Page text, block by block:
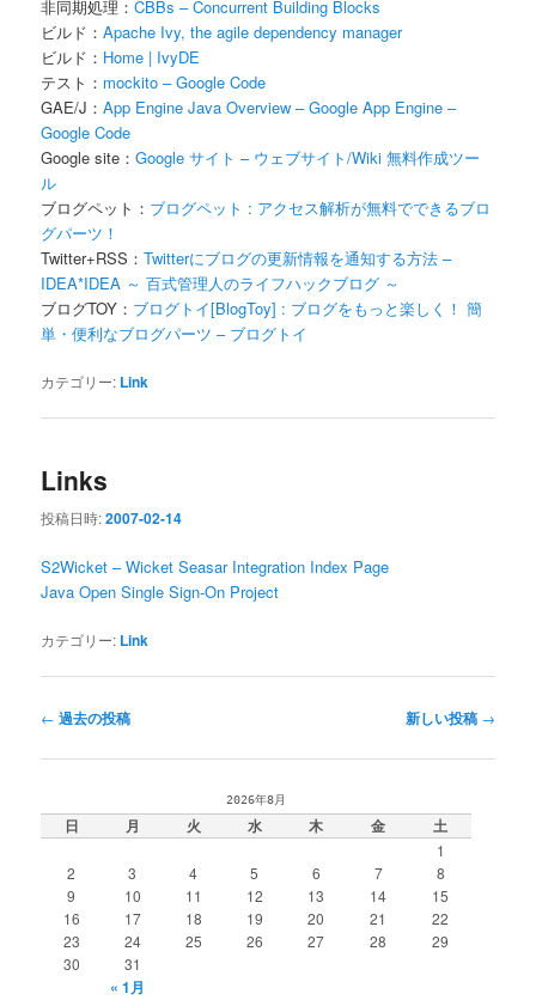
非同期処理：CBBs – Concurrent Building Blocks
ビルド：Apache Ivy, the agile dependency manager
ビルド： Home | IvyDE
テスト： mockito – Google Code
GAE/J：App Engine Java Overview – Google App Engine –
Google Code
Google site：Google サイト – ウェブサイト/Wiki 無料作成ツー
ル
ブログペット： ブログペット : アクセス解析が無料でできるブロ
グパーツ！
Twitter+RSS：Twitterにブログの更新情報を通知する方法 –
IDEA*IDEA ～ 百式管理人のライフハックブログ ～
ブログTOY： ブログトイ[BlogToy] : ブログをもっと楽しく！ 簡
単・便利なブログパーツ – ブログトイ
カテゴリー: Link
Links
投稿日時:2007-02-14
S2Wicket – Wicket Seasar Integration Index Page
Java Open Single Sign-On Project
カテゴリー: Link
投
ナ
ゲ
ー
← 過去の投稿 新しい投稿 →
2026年8月
日 月 火 水 木 金 土
1
2
3 4 5 6 7
8
9
10 11 12 13 14
15
16
17 18 19 20 21
22
23
24 25 26 27 28
29
30
31
« 1月